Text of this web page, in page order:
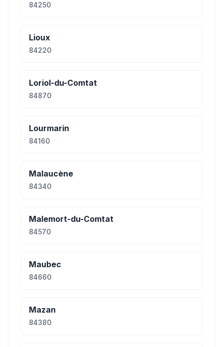
84250
Lioux
84220
Loriol-du-Comtat
84870
Lourmarin
84160
Malaucène
84340
Malemort-du-Comtat
84570
Maubec
84660
Mazan
84380